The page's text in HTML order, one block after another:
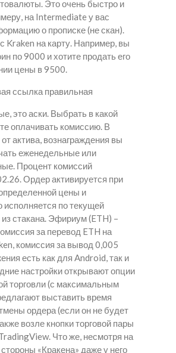
Это очень быстро и
на Intermediate у вас
о прописке (не скан).
Kraken на карту. Например, вы
по 9000 и хотите продать его
цены в 9500.
это аски. Выбрать в какой
оплачивать комиссию. В
актива, вознаграждения вы
еженедельные или
Процент комиссий
Ордер активируется при
цены и
исполняется по текущей
стакана. Эфириум (ETH) –
за перевод ETH на
комиссия за вывод 0,005
есть как для Android, так и
настройки открывают опции
торговли (с максимальным
выставить время
ордера (если он не будет
возле кнопки торговой пары
Что же, несмотря на
«Кракена» даже у него